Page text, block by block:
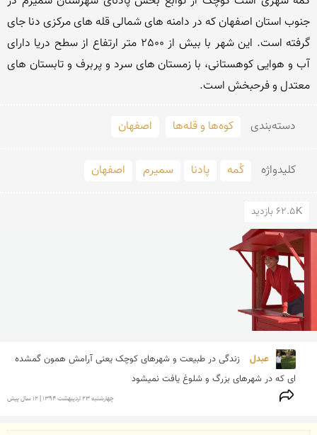
معتدل و فرحبخش است.
دسته‌بندی کوه‌ها و قله‌ها اصفهان
کلید‌واژه کُمه پادنا سمیرم اصفهان
62.5K بازدید
عبدل
ای که در شهرهای بزرگ و شلوغ یافت نمیشود
چهارشنبه 23 ارديبهشت 1394 | 12 سال پیش